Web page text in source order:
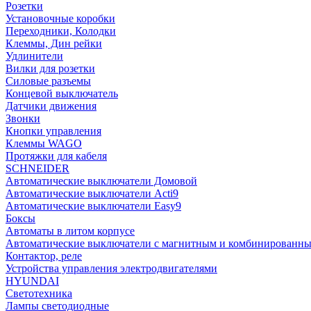
Розетки
Установочные коробки
Переходники, Колодки
Клеммы, Дин рейки
Удлинители
Вилки для розетки
Силовые разъемы
Концевой выключатель
Датчики движения
Звонки
Кнопки управления
Клеммы WAGO
Протяжки для кабеля
SCHNEIDER
Автоматические выключатели Домовой
Автоматические выключатели Acti9
Автоматические выключатели Easy9
Боксы
Автоматы в литом корпусе
Автоматические выключатели с магнитным и
Контактор, реле
Устройства управления электродвигателями
HYUNDAI
Светотехника
Лампы светодиодные